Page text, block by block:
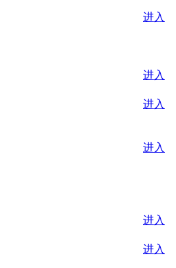
进入
进入
进入
进入
进入
进入